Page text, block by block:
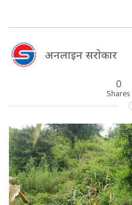
अनलाइन सराेकार
0
Shares